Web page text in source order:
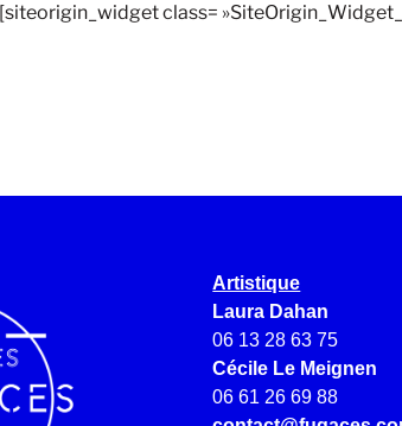
[siteorigin_widget class=
Artistique
Laura Dahan
06 13 28 63 75
Cécile Le Meignen
06 61 26 69 88